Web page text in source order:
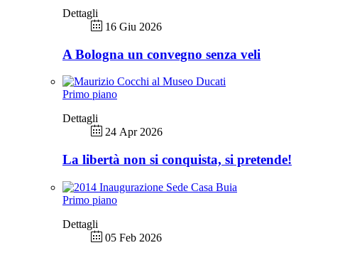
Dettagli
16 Giu 2026
A Bologna un convegno senza veli
Primo piano
Dettagli
24 Apr 2026
La libertà non si conquista, si pretende!
Primo piano
Dettagli
05 Feb 2026